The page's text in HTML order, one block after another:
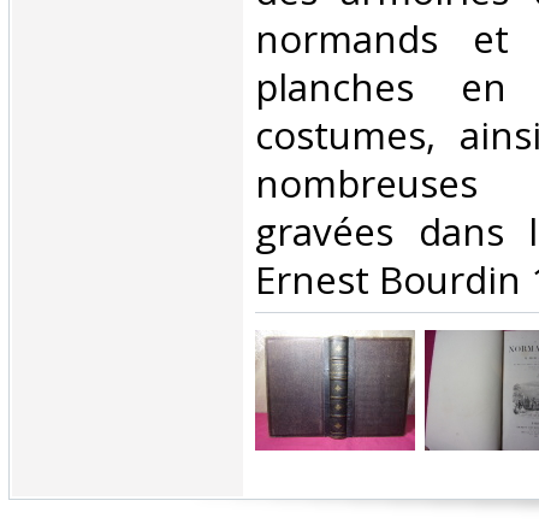
normands
planches
costumes,
gravées dans
Ernest Bourdin